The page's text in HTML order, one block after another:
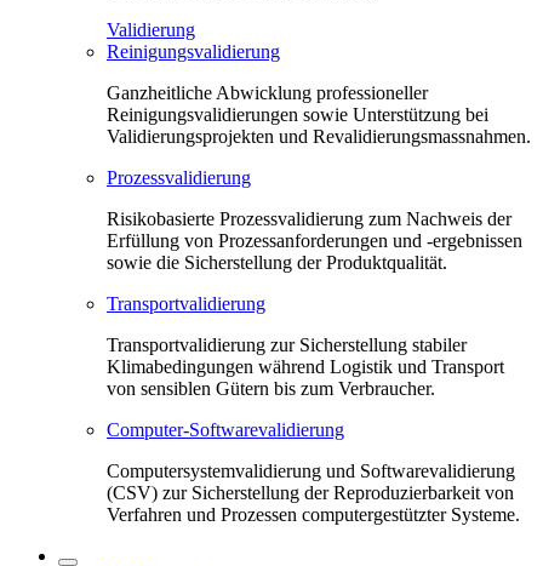
Validierung
Reinigungsvalidierung
Ganzheitliche Abwicklung professioneller
Reinigungsvalidierungen sowie Unterstützung bei
Validierungsprojekten und Revalidierungsmassnahmen.
Prozessvalidierung
Risikobasierte Prozessvalidierung zum Nachweis der
Erfüllung von Prozessanforderungen und -ergebnissen
sowie die Sicherstellung der Produktqualität.
Transportvalidierung
Transportvalidierung zur Sicherstellung stabiler
Klimabedingungen während Logistik und Transport
von sensiblen Gütern bis zum Verbraucher.
Computer-Softwarevalidierung
Computersystemvalidierung und Softwarevalidierung
(CSV) zur Sicherstellung der Reproduzierbarkeit von
Verfahren und Prozessen computergestützter Systeme.